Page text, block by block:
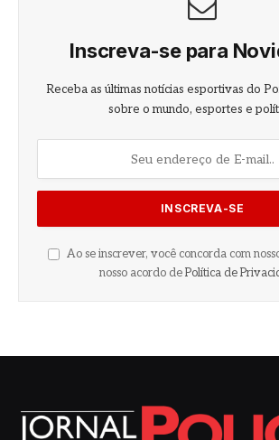
Inscreva-se para
Receba as últimas notícias esportivas do
sobre o mundo, esportes e
Ao se inscrever, você concorda com
nosso acordo de Política de